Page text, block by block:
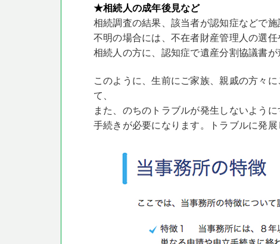
★相続人の成年後見など
相続調査の結果、該当者が認知症などで
不明の場合には、不在者財産管理人の選任
相続人の方に、認知症で遺産分割協議書
このように、生前にご家族、親戚の方々
て、
また、のちのトラブルが発生しないよう
手続きが必要になります。トラブルに発